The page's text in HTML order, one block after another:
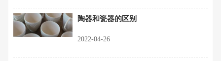
陶器和瓷器的区别
2022-04-26